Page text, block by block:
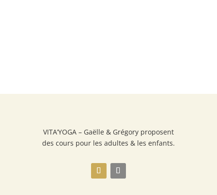
VITA’YOGA – Gaëlle & Grégory proposent
des cours pour les adultes & les enfants.